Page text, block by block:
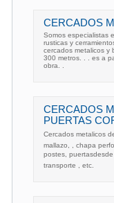
CERCADOS
Somos especialistas
rusticas y
cercados metalicos y
300 metros. . . es a
obra. .
CERCADOS
PUERTAS
Cercados metalicos
mallazo, , chapa
postes, puertasdesde
transporte , etc.